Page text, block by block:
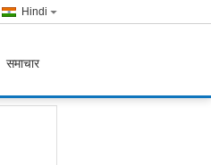
Hindi
समाचार